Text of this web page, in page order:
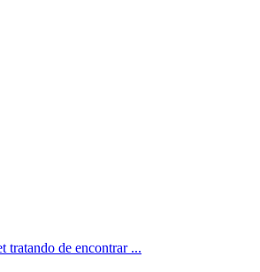
de encontrar ...